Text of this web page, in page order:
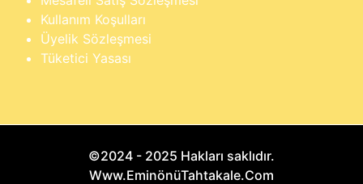
Kullanım Koşulları
Üyelik Sözleşmesi
Tüketici Yasası
©2024 - 2025 Hakları saklıdır.
Www.EminönüTahtakale.Com